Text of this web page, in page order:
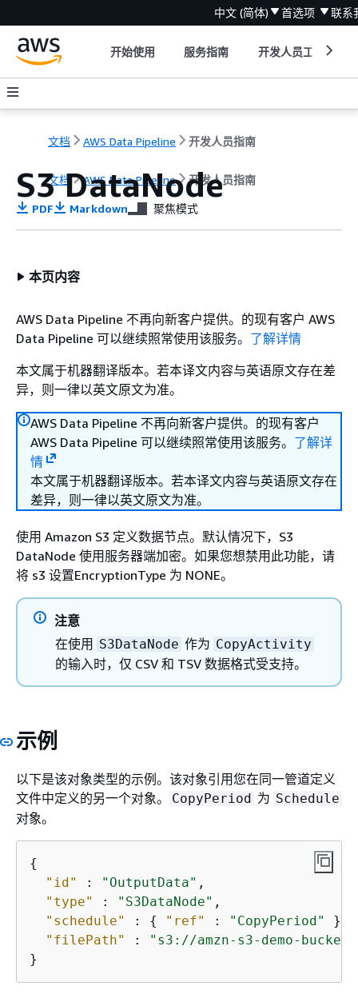
中文 (简体) 首选项 联系
开始使用 服务指南 开发人员工具
文档 AWS Data Pipeline 开发人员指南
文档 AWS Data Pipeline 开发人员指南
S3 DataNode
PDF Markdown 聚焦模式
本页内容
AWS Data Pipeline 不再向新客户提供。的现有客户 AWS
Data Pipeline 可以继续照常使用该服务。 了解详情
本文属于机器翻译版本。若本译文内容与英语原文存在差
异，则一律以英文原文为准。
AWS Data Pipeline 不再向新客户提供。的现有客户
AWS Data Pipeline 可以继续照常使用该服务。 了解详
情
本文属于机器翻译版本。若本译文内容与英语原文存在
差异，则一律以英文原文为准。
使用 Amazon S3 定义数据节点。默认情况下，S3
DataNode 使用服务器端加密。如果您想禁用此功能，请
将 s3 设置EncryptionType 为 NONE。
注意
在使用 S3DataNode 作为 CopyActivity
的输入时，仅 CSV 和 TSV 数据格式受支持。
示例
以下是该对象类型的示例。该对象引用您在同一管道定义
文件中定义的另一个对象。
CopyPeriod 为 Schedule
对象。
{
"id"
: "OutputData" ,
"type"
: "S3DataNode" ,
"schedule"
: { "ref" : "CopyPeriod"
},
"filePath"
:
"s3://amzn-s3-demo-
}